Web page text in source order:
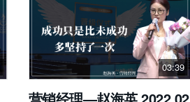
03:39